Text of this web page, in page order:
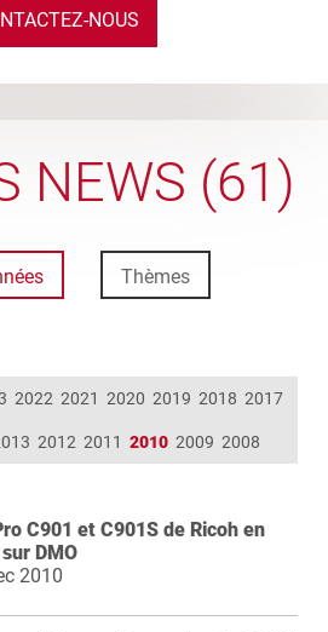
NOUS
NEWS (61)
Thèmes
2022 2021 2020 2019 2018 2017
2012 2011 2010 2009 2008
C901 et C901S de Ricoh en
DMO
2010